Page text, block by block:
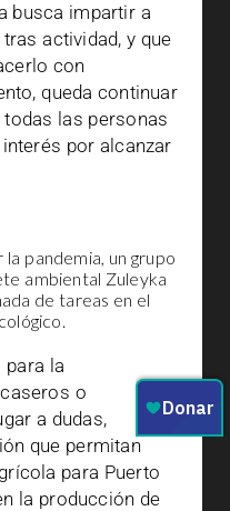
busca impartir a
actividad, y que
con
queda continuar
las personas
por alcanzar
pandemia, un grupo
ambiental Zuleyka
de tareas en el
para la
o
a dudas,
que permitan
para Puerto
la producción de